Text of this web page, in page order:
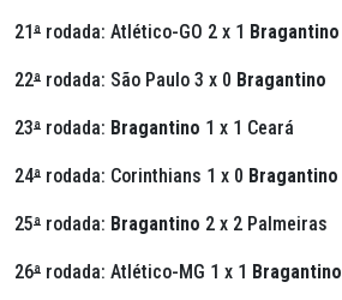
21ª rodada: Atlético-GO 2 x 1 Bragantino
22ª rodada: São Paulo 3 x 0 Bragantino
23ª rodada: Bragantino 1 x 1 Ceará
24ª rodada: Corinthians 1 x 0 Bragantino
25ª rodada: Bragantino 2 x 2 Palmeiras
26ª rodada: Atlético-MG 1 x 1 Bragantino